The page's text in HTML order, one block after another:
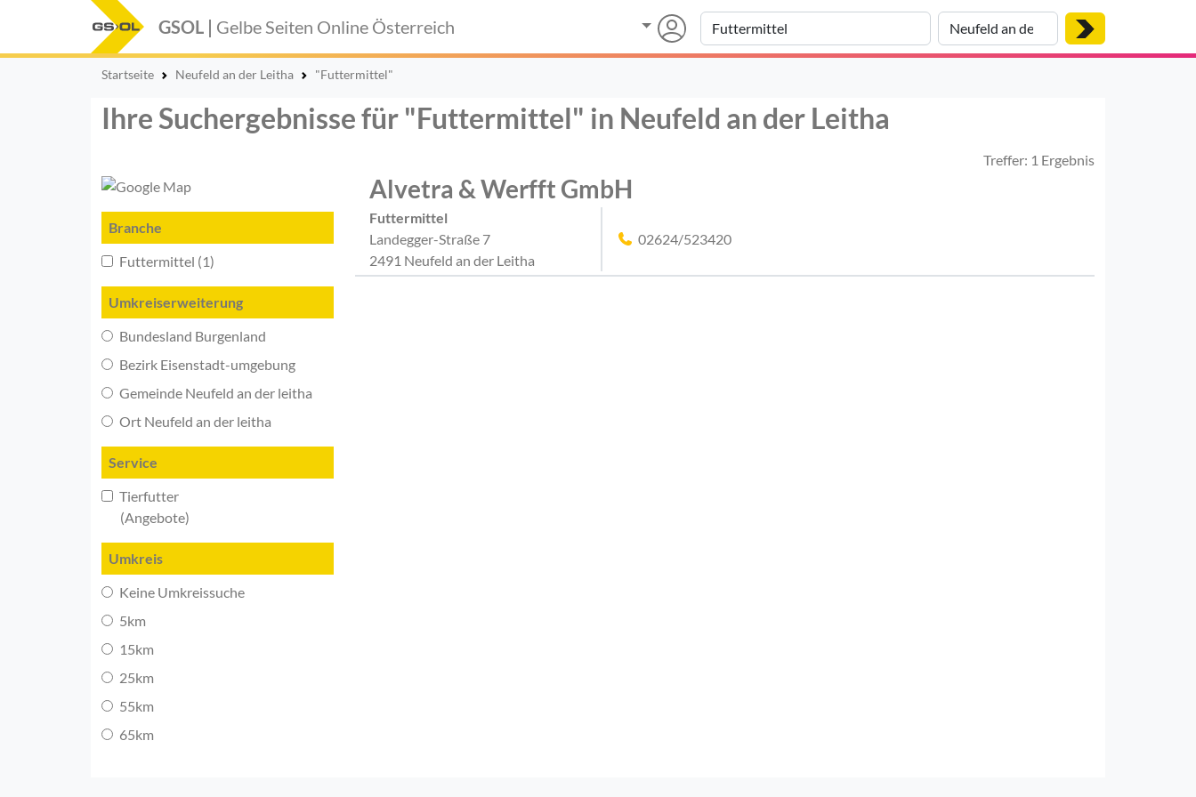
GSOL | Gelbe Seiten Online Österreich
Startseite Neufeld an der Leitha "Futtermittel"
Ihre Suchergebnisse für "Futtermittel" in Neufeld an der Leitha
Treffer: 1 Ergebnis
Branche
Futtermittel (1)
Umkreiserweiterung
Bundesland Burgenland
Bezirk Eisenstadt-umgebung
Gemeinde Neufeld an der leitha
Ort Neufeld an der leitha
Service
Tierfutter
(Angebote)
Umkreis
Keine Umkreissuche
5km
15km
25km
55km
65km
Alvetra & Werfft GmbH
Futtermittel
Landegger-Straße 7
2491 Neufeld an der Leitha
02624/523420